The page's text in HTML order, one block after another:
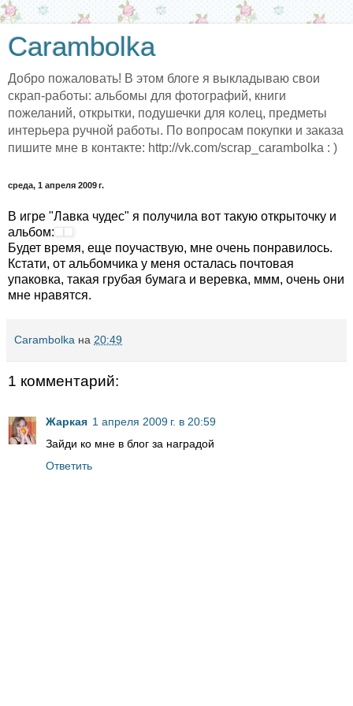
Carambolka
Добро пожаловать! В этом блоге я выкладываю свои
скрап-работы: альбомы для фотографий, книги
пожеланий, открытки, подушечки для колец, предметы
интерьера ручной работы. По вопросам покупки и заказа
пишите мне в контакте: http://vk.com/scrap_carambolka : )
среда, 1 апреля 2009 г.
В игре "Лавка чудес" я получила вот такую открыточку и
альбом:
Будет время, еще поучаствую, мне очень понравилось.
Кстати, от альбомчика у меня осталась почтовая
упаковка, такая грубая бумага и веревка, ммм, очень они
мне нравятся.
Carambolka на 20:49
1 комментарий:
Жаркая 1 апреля 2009 г. в 20:59
Зайди ко мне в блог за наградой
Ответить